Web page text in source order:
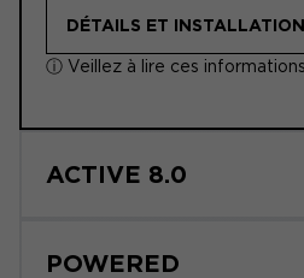
DÉTAILS ET INSTALLATION
ⓘ Veillez à lire ces
ACTIVE 8.0
POWERED